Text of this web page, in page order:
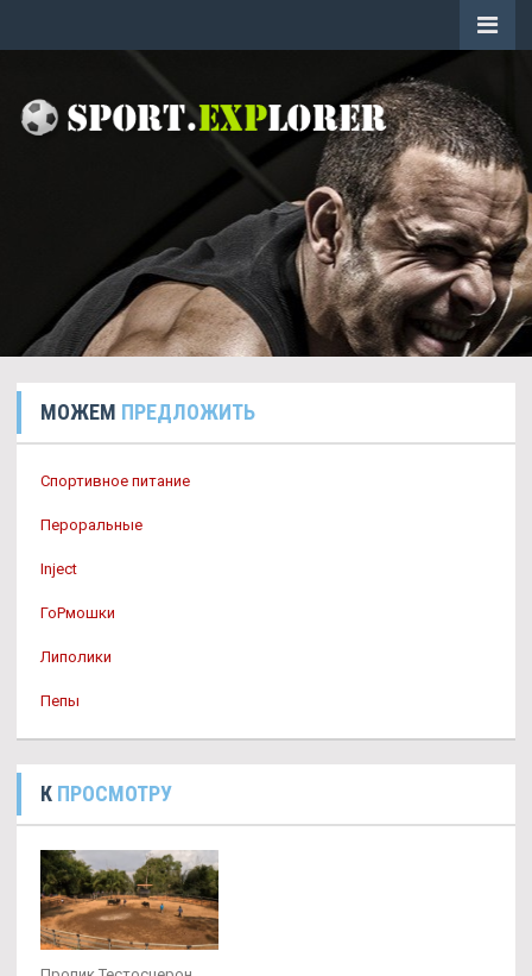
МОЖЕМ ПРЕДЛОЖИТЬ
Спортивное питание
Пероральные
Inject
ГоРмошки
Липолики
Пепы
К ПРОСМОТРУ